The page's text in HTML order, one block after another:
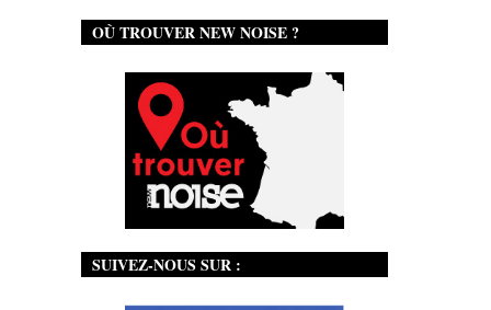
OÙ TROUVER NEW NOISE ?
SUIVEZ-NOUS SUR :